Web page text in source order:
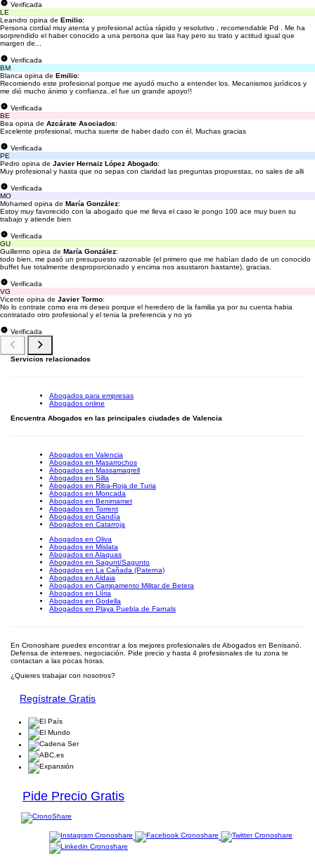
Verificada
LE
Leandro opina de Emilio:
Persona cordial muy atenta y profesional actúa rápido y resolutivo , recomendable Pd . Me ha
sorprendido el haber conocido a una persona que las hay pero su trato y actitud igual que
margen de...
Verificada
BM
Blanca opina de Emilio:
Recomiendo este profesional porque me ayudó mucho a entender los. Mecanismos jurídicos y
me dió mucho ánimo y confianza..el fue un grande apoyo!!
Verificada
BE
Bea opina de Azcárate Asociados:
Excelente profesional, mucha suerte de haber dado con él. Muchas gracias
Verificada
PE
Pedro opina de Javier Hernaiz López Abogado:
Muy profesional y hasta que no sepas con claridad las preguntas propuestas, no sales de alli
Verificada
MO
Mohamed opina de María González:
Estoy muy favorecido con la abogado que me lleva el caso le pongo 100 ace muy buen su
trabajo y atiende bien
Verificada
GU
Guillermo opina de María González:
todo bien, me pasó un presupuesto razonable (el primero que me habían dado de un conocido
buffet fue totalmente desproporcionado y encima nos asustaron bastante), gracias.
Verificada
VG
Vicente opina de Javier Tormo:
No lo contrate como era mi deseo porque el heredero de la familia ya por su cuenta habia
contratado otro profesional y el tenia la preferencia y no yo
Verificada
Servicios relacionados
Abogados para empresas
Abogados online
Encuentra Abogados en las principales ciudades de Valencia
Abogados en Valencia
Abogados en Masarrochos
Abogados en Massamagrell
Abogados en Silla
Abogados en Riba-Roja de Turia
Abogados en Moncada
Abogados en Benimamet
Abogados en Torrent
Abogados en Gandía
Abogados en Catarroja
Abogados en Oliva
Abogados en Mislata
Abogados en Alaquas
Abogados en Sagunt/Sagunto
Abogados en La Cañada (Paterna)
Abogados en Aldaia
Abogados en Campamento Militar de Betera
Abogados en Llíria
Abogados en Godella
Abogados en Playa Puebla de Farnals
En Cronoshare puedes encontrar a los mejores profesionales de Abogados en Benisanó.
Defensa de intereses, negociación. Pide precio y hasta 4 profesionales de tu zona te
contactan a las pocas horas.
¿Quieres trabajar con nosotros?
Regístrate Gratis
Pide Precio Gratis